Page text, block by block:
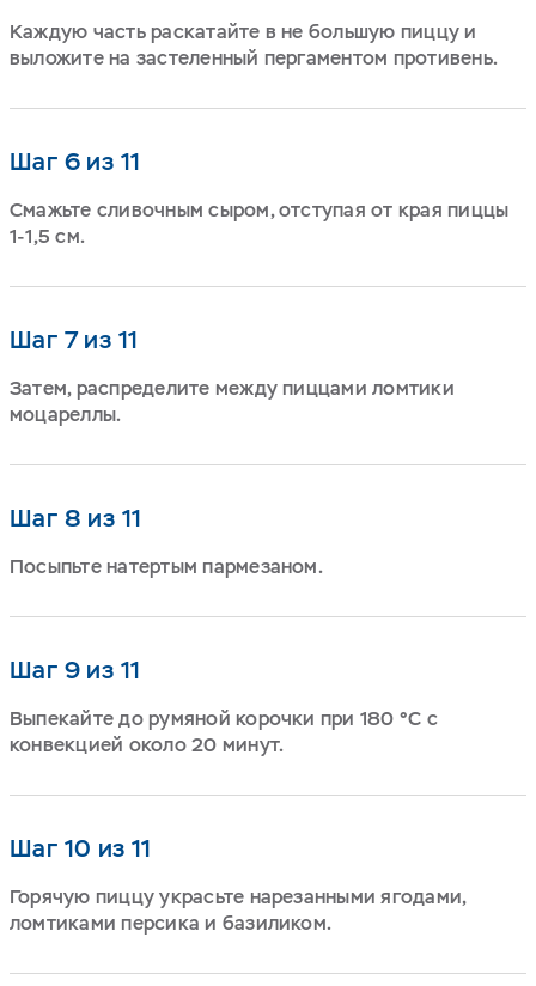
Каждую часть раскатайте в не большую пиццу и
выложите на застеленный пергаментом противень.
Шаг 6 из 11
Смажьте сливочным сыром, отступая от края пиццы
1-1,5 см.
Шаг 7 из 11
Затем, распределите между пиццами ломтики
моцареллы.
Шаг 8 из 11
Посыпьте натертым пармезаном.
Шаг 9 из 11
Выпекайте до румяной корочки при 180 °C с
конвекцией около 20 минут.
Шаг 10 из 11
Горячую пиццу украсьте нарезанными ягодами,
ломтиками персика и базиликом.